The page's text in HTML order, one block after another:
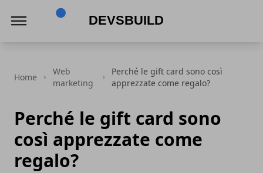
Home
Web
marketing
Perché le gift card sono così
apprezzate come regalo?
Perché le gift card sono
così apprezzate come
regalo?